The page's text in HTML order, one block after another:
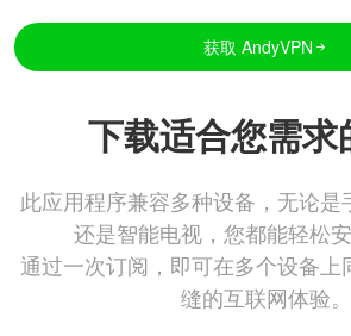
获取 AndyVPN
下载适合您需求
此应用程序兼容多种设备，无论是
还是智能电视，您都能轻松安
通过一次订阅，即可在多个设备上
缝的互联网体验。